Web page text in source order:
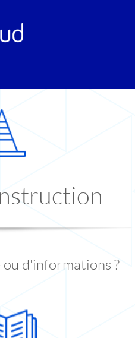
ou d'informations ?